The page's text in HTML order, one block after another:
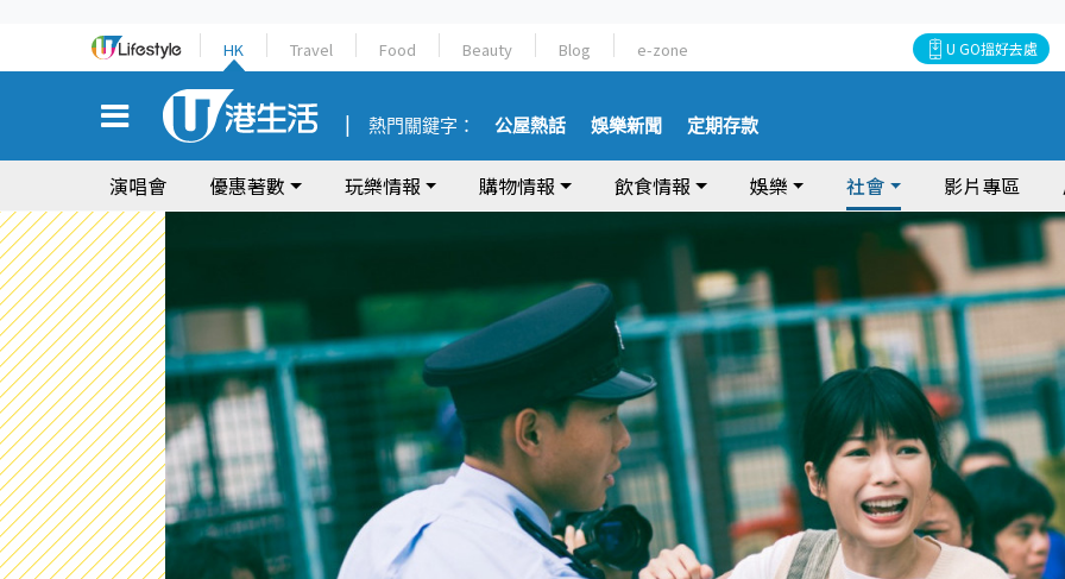
HK Travel Food Beauty Blog e-zone U GO搵好去處
熱門關鍵字： 公屋熱話 娛樂新聞 定期存款
演唱會 優惠著數 玩樂情報 購物情報 飲食情報 娛樂 社會 影片專區